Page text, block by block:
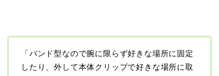
「バンド型なので腕に限らず好きな場所に固定
したり、外して本体クリップで好きな場所に取